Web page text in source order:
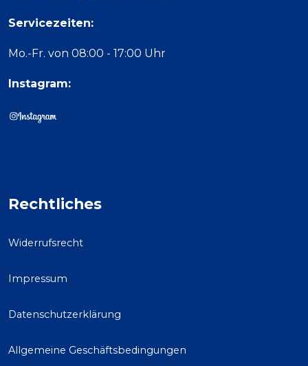
Servicezeiten:
Mo.-Fr. von 08:00 - 17:00 Uhr
Instagram:
Rechtliches
Widerrufsrecht
Impressum
Datenschutzerklärung
Allgemeine Geschäftsbedingungen